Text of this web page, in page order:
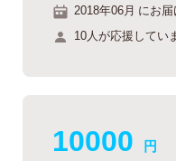
2018年06月 にお届
10人が応援してい
10000 円